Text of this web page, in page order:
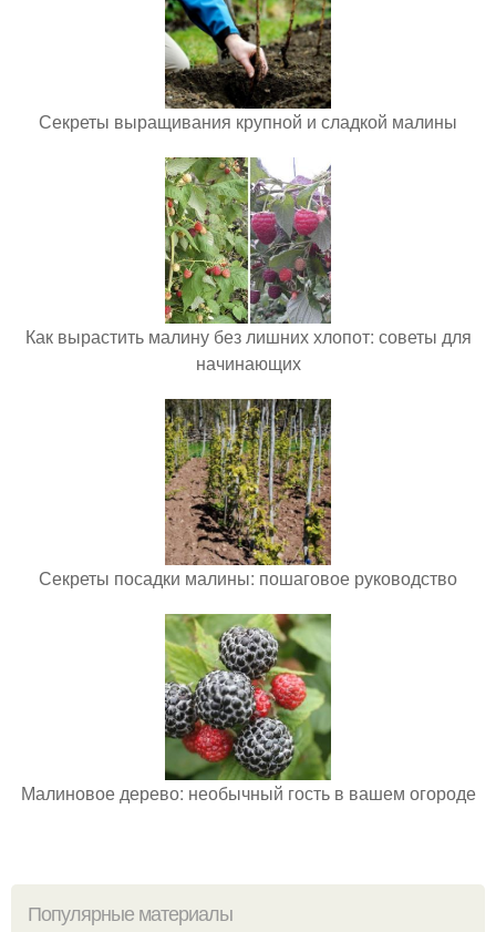
Секреты выращивания крупной и сладкой малины
Как вырастить малину без лишних хлопот: советы для
начинающих
Секреты посадки малины: пошаговое руководство
Малиновое дерево: необычный гость в вашем огороде
Популярные материалы